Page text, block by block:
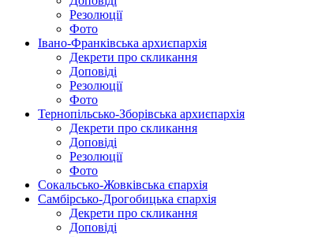
Резолюції
Фото
Івано-Франківська архиєпархія
Декрети про скликання
Доповіді
Резолюції
Фото
Тернопільсько-Зборівська архиєпархія
Декрети про скликання
Доповіді
Резолюції
Фото
Сокальсько-Жовківська єпархія
Самбірсько-Дрогобицька єпархія
Декрети про скликання
Доповіді